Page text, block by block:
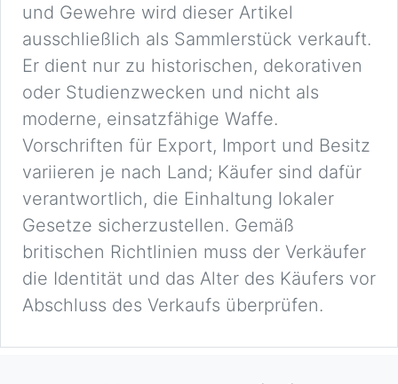
und Gewehre wird dieser Artikel
ausschließlich als Sammlerstück verkauft.
Er dient nur zu historischen, dekorativen
oder Studienzwecken und nicht als
moderne, einsatzfähige Waffe.
Vorschriften für Export, Import und Besitz
variieren je nach Land; Käufer sind dafür
verantwortlich, die Einhaltung lokaler
Gesetze sicherzustellen. Gemäß
britischen Richtlinien muss der Verkäufer
die Identität und das Alter des Käufers vor
Abschluss des Verkaufs überprüfen.